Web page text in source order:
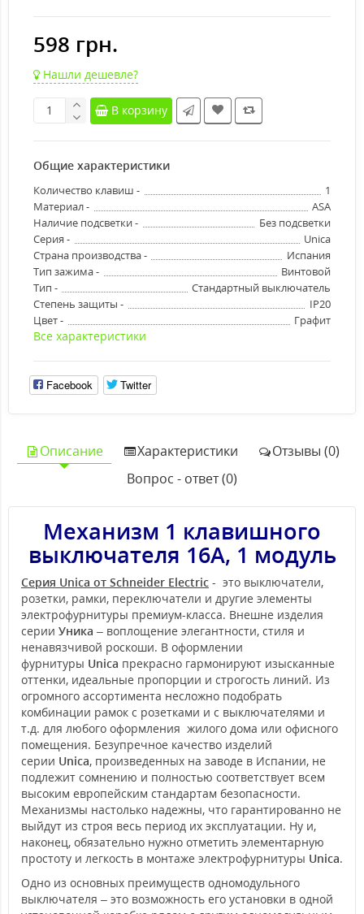
598 грн.
Нашли дешевле?
В корзину
Общие характеристики
Количество клавиш -
1
Материал -
ASA
Наличие подсветки -
Без подсветки
Серия -
Unica
Страна производства -
Испания
Тип зажима -
Винтовой
Тип -
Стандартный выключатель
Степень защиты -
IP20
Цвет -
Графит
Все характеристики
Facebook Twitter
Описание Характеристики
Отзывы (0)
Вопрос - ответ (0)
Механизм 1 клавишного
выключателя 16А, 1 модуль
Серия Unica от Schneider Electric - это выключатели,
розетки, рамки, переключатели и другие элементы
электрофурнитуры премиум-класса. Внешне изделия
серии Уника – воплощение элегантности, стиля и
ненавязчивой роскоши. В оформлении
фурнитуры Unica прекрасно гармонируют изысканные
оттенки, идеальные пропорции и строгость линий. Из
огромного ассортимента несложно подобрать
комбинации рамок с розетками и с выключателями и
т.д. для любого оформления жилого дома или офисного
помещения. Безупречное качество изделий
серии Unica, произведенных на заводе в Испании, не
подлежит сомнению и полностью соответствует всем
высоким европейским стандартам безопасности.
Механизмы настолько надежны, что гарантированно не
выйдут из строя весь период их эксплуатации. Ну и,
наконец, обязательно нужно отметить элементарную
простоту и легкость в монтаже электрофурнитуры Unica.
Одно из основных преимуществ одномодульного
выключателя – это возможность его установки в одной